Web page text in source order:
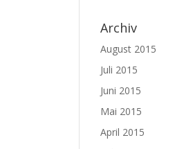
Archiv
August 2015
Juli 2015
Juni 2015
Mai 2015
April 2015